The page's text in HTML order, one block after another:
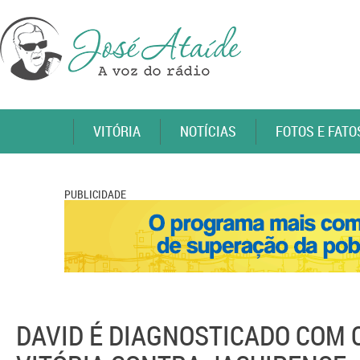
VITÓRIA NOTÍCIAS FOTOS E
PUBLICIDADE
DAVID É DIAGNOSTICADO COM